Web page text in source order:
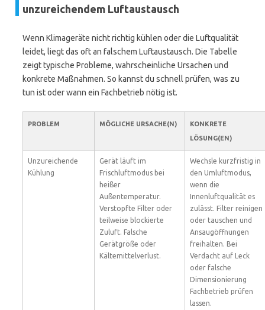
unzureichendem Luftaustausch
Wenn Klimageräte nicht richtig kühlen oder die Luftqualität
leidet, liegt das oft an falschem Luftaustausch. Die Tabelle
zeigt typische Probleme, wahrscheinliche Ursachen und
konkrete Maßnahmen. So kannst du schnell prüfen, was zu
tun ist oder wann ein Fachbetrieb nötig ist.
PROBLEM MÖGLICHE URSACHE(N)
KONKRETE
LÖSUNG(EN)
Unzureichende
Kühlung
Gerät läuft im
Frischluftmodus bei
heißer
Außentemperatur.
Verstopfte Filter oder
teilweise blockierte
Zuluft. Falsche
Gerätgröße oder
Kältemittelverlust.
Wechsle kurzfristig in
den Umluftmodus,
wenn die
Innenluftqualität es
zulässt. Filter reinigen
oder tauschen und
Ansaugöffnungen
freihalten. Bei
Verdacht auf Leck
oder falsche
Dimensionierung
Fachbetrieb prüfen
lassen.